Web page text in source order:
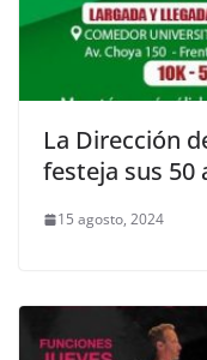
La Dirección
festeja sus 50
15 agosto, 2024